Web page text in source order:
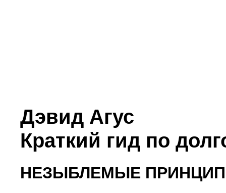
Дэвид Агус
Краткий гид по
НЕЗЫБЛЕМЫЕ